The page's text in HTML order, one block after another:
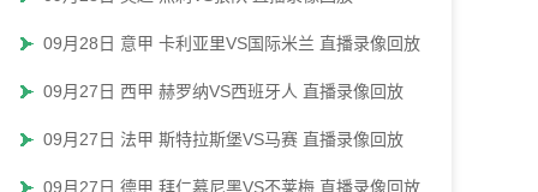
09月28日 意甲 卡利亚里VS国际米兰 直播录像回放
09月27日 西甲 赫罗纳VS西班牙人 直播录像回放
09月27日 法甲 斯特拉斯堡VS马赛 直播录像回放
09月27日 德甲 拜仁慕尼黑VS不莱梅 直播录像回放